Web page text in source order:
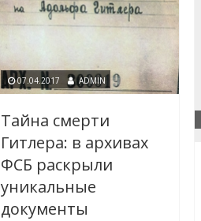
07.04.2017 ADMIN
Тайна смерти
Гитлера: в архивах
ФСБ раскрыли
уникальные
документы